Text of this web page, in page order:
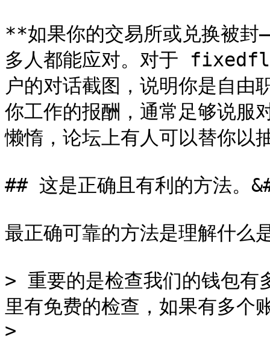
**如果你的交易所或兑换被封
多人都能应对。对于
户的对话截图，说明你是自
你工作的报酬，通常足够说服
懒惰，论坛上有人可以替你以
## 这是正确且有利的方法。
最正确可靠的方法是理解什么
> 重要的是检查我们的钱包有
里有免费的检查，如果有多个
>